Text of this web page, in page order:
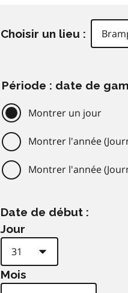
Choisir un lieu :
Période : date de
Montrer un jour
Montrer l'année
Montrer l'année
Date de début :
Jour
Mois